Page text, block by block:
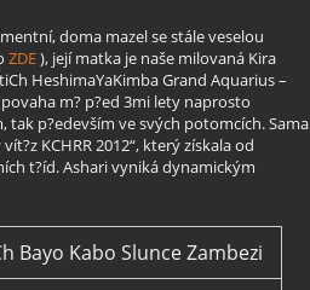
doma mazel se stále veselou
ZDE), její matka je naše milovaná Kira
HeshimaYaKimba Grand Aquarius –
m? p?ed 3mi lety naprosto
p?edevším ve svých potomcích. Sama
KCHRR 2012“, který získala od
t?íd. Ashari vyniká dynamickým
Bayo Kabo Slunce Zambezi